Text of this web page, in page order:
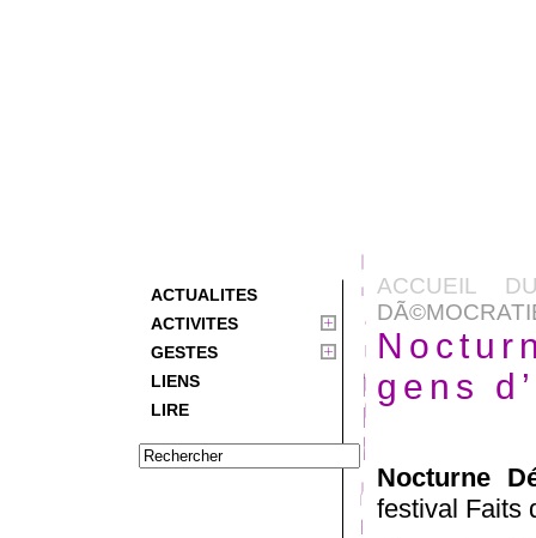
ACTUALITES
ACTIVITES
GESTES
LIENS
LIRE
ACCUEIL
gens
Nocturne
festival Faits